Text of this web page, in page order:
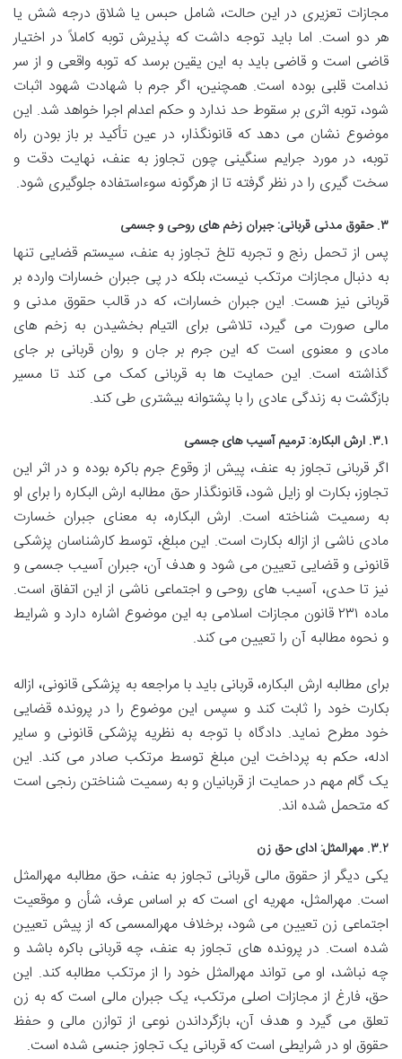
مجازات تعزیری در این حالت، شامل حبس یا شلاق درجه شش یا
هر دو است. اما باید توجه داشت که پذیرش توبه کاملاً در اختیار
قاضی است و قاضی باید به این یقین برسد که توبه واقعی و از سر
ندامت قلبی بوده است. همچنین، اگر جرم با شهادت شهود اثبات
شود، توبه اثری بر سقوط حد ندارد و حکم اعدام اجرا خواهد شد. این
موضوع نشان می دهد که قانونگذار، در عین تأکید بر باز بودن راه
توبه، در مورد جرایم سنگینی چون تجاوز به عنف، نهایت دقت و
سخت گیری را در نظر گرفته تا از هرگونه سوءاستفاده جلوگیری شود.
۳. حقوق مدنی قربانی: جبران زخم های روحی و جسمی
پس از تحمل رنج و تجربه تلخ تجاوز به عنف، سیستم قضایی تنها
به دنبال مجازات مرتکب نیست، بلکه در پی جبران خسارات وارده بر
قربانی نیز هست. این جبران خسارات، که در قالب حقوق مدنی و
مالی صورت می گیرد، تلاشی برای التیام بخشیدن به زخم های
مادی و معنوی است که این جرم بر جان و روان قربانی بر جای
گذاشته است. این حمایت ها به قربانی کمک می کند تا مسیر
بازگشت به زندگی عادی را با پشتوانه بیشتری طی کند.
۳.۱. ارش البکاره: ترمیم آسیب های جسمی
اگر قربانی تجاوز به عنف، پیش از وقوع جرم باکره بوده و در اثر این
تجاوز، بکارت او زایل شود، قانونگذار حق مطالبه ارش البکاره را برای او
به رسمیت شناخته است. ارش البکاره، به معنای جبران خسارت
مادی ناشی از ازاله بکارت است. این مبلغ، توسط کارشناسان پزشکی
قانونی و قضایی تعیین می شود و هدف آن، جبران آسیب جسمی و
نیز تا حدی، آسیب های روحی و اجتماعی ناشی از این اتفاق است.
ماده ۲۳۱ قانون مجازات اسلامی به این موضوع اشاره دارد و شرایط
و نحوه مطالبه آن را تعیین می کند.
برای مطالبه ارش البکاره، قربانی باید با مراجعه به پزشکی قانونی، ازاله
بکارت خود را ثابت کند و سپس این موضوع را در پرونده قضایی
خود مطرح نماید. دادگاه با توجه به نظریه پزشکی قانونی و سایر
ادله، حکم به پرداخت این مبلغ توسط مرتکب صادر می کند. این
یک گام مهم در حمایت از قربانیان و به رسمیت شناختن رنجی است
که متحمل شده اند.
۳.۲. مهرالمثل: ادای حق زن
یکی دیگر از حقوق مالی قربانی تجاوز به عنف، حق مطالبه مهرالمثل
است. مهرالمثل، مهریه ای است که بر اساس عرف، شأن و موقعیت
اجتماعی زن تعیین می شود، برخلاف مهرالمسمی که از پیش تعیین
شده است. در پرونده های تجاوز به عنف، چه قربانی باکره باشد و
چه نباشد، او می تواند مهرالمثل خود را از مرتکب مطالبه کند. این
حق، فارغ از مجازات اصلی مرتکب، یک جبران مالی است که به زن
تعلق می گیرد و هدف آن، بازگرداندن نوعی از توازن مالی و حفظ
حقوق او در شرایطی است که قربانی یک تجاوز جنسی شده است.